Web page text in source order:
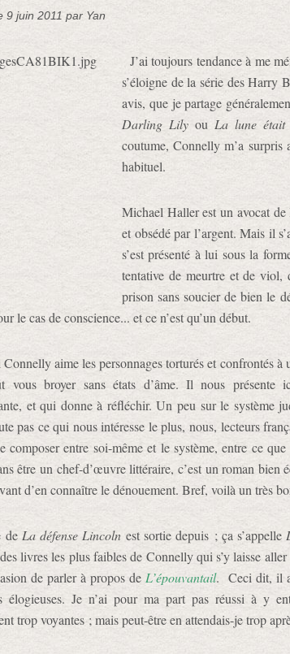
9 juin 2011 par Yan
J’ai toujours tendance à me
s’éloigne de la série des Harry
avis, que je partage
Darling Lilyou La lune était
coutume, Connelly m’a surpris
habituel.
Michael Haller est un avocat
et obsédé par l’argent. Mais il
s’est présenté à lui sous la
tentative de meurtre et de viol,
prison sans soucier de bien le
le cas de conscience... et ce n’est qu’un début.
aime les personnages torturés et confrontés
vous broyer sans états d’âme. Il nous présente
et qui donne à réfléchir. Un peu sur le système
pas ce qui nous intéresse le plus, nous, lecteurs
composer entre soi-même et le système, entre ce
être un chef-d’œuvre littéraire, c’est un roman bien
d’en connaître le dénouement. Bref, voilà un très
de La défense Lincoln est sortie depuis ; ça s’appelle
livres les plus faibles de Connelly qui s’y laisse
de parler à propos de L’épouvantail. Ceci dit, il a
élogieuses. Je n’ai pour ma part pas réussi à y
trop voyantes ; mais peut-être en attendais-je trop